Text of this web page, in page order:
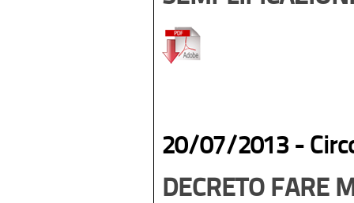
20/07/2013 -
DECRETO FARE